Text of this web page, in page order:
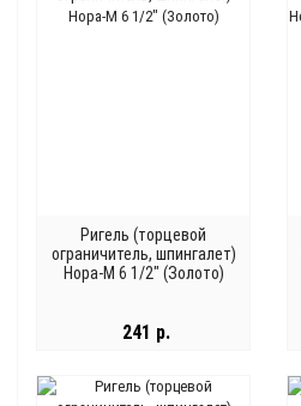
Ригель (торцевой
ограничитель, шпингалет)
Нора-М 6 1/2" (Золото)
241 р.